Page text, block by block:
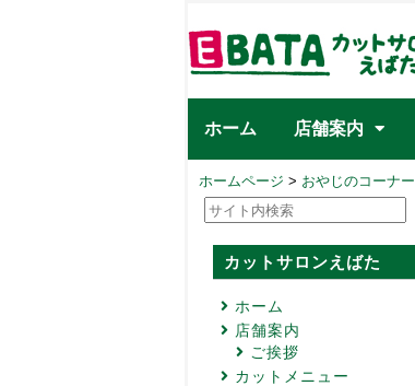
ホーム 店舗案内
ご挨拶
ホームページ > おやじのコーナー
検索
カットサロンえばた
ホーム
店舗案内
ご挨拶
カットメニュー